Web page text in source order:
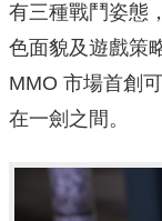
有三種戰鬥姿態
色面貌及遊戲策
MMO 市場首創
在一劍之間。